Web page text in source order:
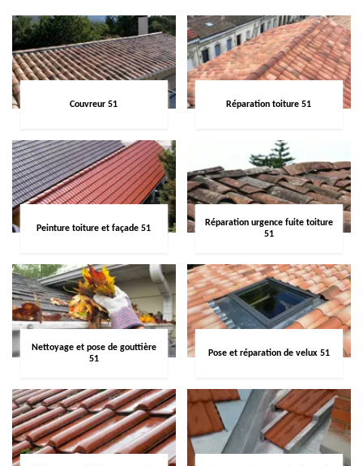
Couvreur 51 Réparation toiture 51
Peinture toiture et façade 51
Réparation urgence fuite toiture
51
Nettoyage et pose de gouttière
51
Pose et réparation de velux 51